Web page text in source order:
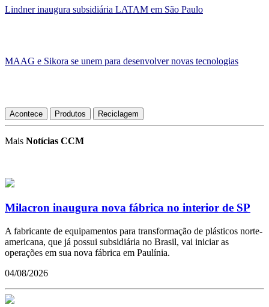
Lindner inaugura subsidiária LATAM em São Paulo
MAAG e Sikora se unem para desenvolver novas tecnologias
Acontece Produtos Reciclagem
Mais Notícias CCM
Milacron inaugura nova fábrica no interior de SP
A fabricante de equipamentos para transformação de plásticos norte-
americana, que já possui subsidiária no Brasil, vai iniciar as
operações em sua nova fábrica em Paulínia.
04/08/2026